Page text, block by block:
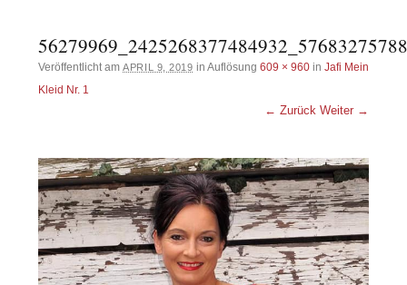
Veröffentlicht amAPRIL 9, 2019 in Auflösung 609 × 960in Jafi Mein
Kleid Nr. 1
← Zurück Weiter →